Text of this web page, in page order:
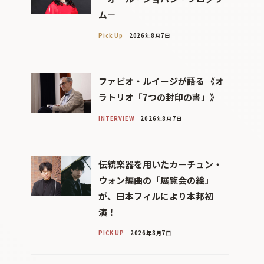
ム－
Pick Up 2026年8月7日
ファビオ・ルイージが語る 《オ
ラトリオ「7つの封印の書」》
INTERVIEW 2026年8月7日
伝統楽器を用いたカーチュン・
ウォン編曲の「展覧会の絵」
が、日本フィルにより本邦初
演！
PICK UP 2026年8月7日